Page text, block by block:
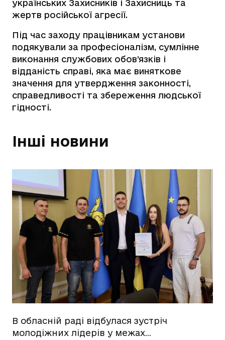
українських Захисників і Захисниць та
жертв російської агресії.
Під час заходу працівникам установи
подякували за професіоналізм, сумлінне
виконання службових обов’язків і
відданість справі, яка має виняткове
значення для утвердження законності,
справедливості та збереження людської
гідності.
Інші новини
В обласній раді відбулася зустріч
молодіжних лідерів у межах…